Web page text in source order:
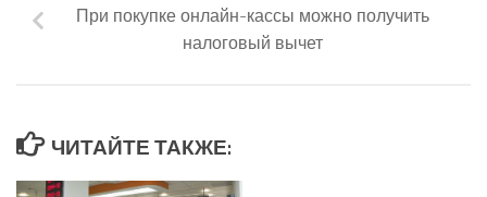
При покупке онлайн-кассы можно получить
налоговый вычет
ЧИТАЙТЕ ТАКЖЕ: